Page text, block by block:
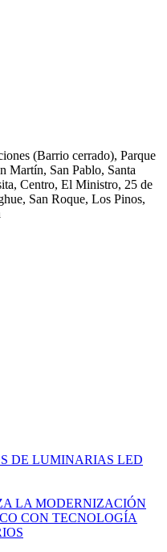
(Barrio cerrado), Parque
Martín, San Pablo, Santa
Centro, El Ministro, 25 de
San Roque, Los Pinos,
DE LUMINARIAS LED
LA MODERNIZACIÓN
CON TECNOLOGÍA